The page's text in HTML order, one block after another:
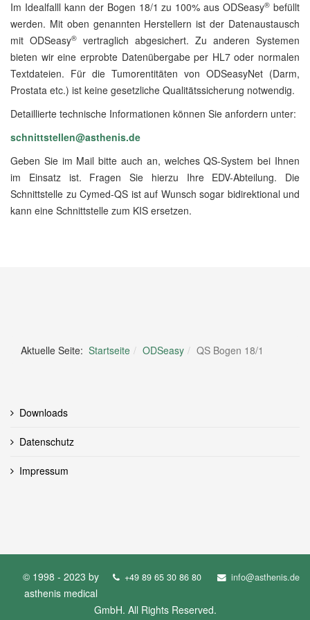
Im Idealfalll kann der Bogen 18/1 zu 100% aus ODSeasy® befüllt
werden. Mit oben genannten Herstellern ist der Datenaustausch
mit ODSeasy® vertraglich abgesichert. Zu anderen Systemen
bieten wir eine erprobte Datenübergabe per HL7 oder normalen
Textdateien. Für die Tumorentitäten von ODSeasyNet (Darm,
Prostata etc.) ist keine gesetzliche Qualitätssicherung notwendig.
Detaillierte technische Informationen können Sie anfordern unter:
schnittstellen@asthenis.de
Geben Sie im Mail bitte auch an, welches QS-System bei Ihnen
im Einsatz ist. Fragen Sie hierzu Ihre EDV-Abteilung. Die
Schnittstelle zu Cymed-QS ist auf Wunsch sogar bidirektional und
kann eine Schnittstelle zum KIS ersetzen.
Aktuelle Seite: Startseite ODSeasy QS Bogen 18/1
Downloads
Datenschutz
Impressum
+49 89 65 30 86 80 info@asthenis.de
© 1998 - 2023 by
asthenis medical
GmbH. All Rights Reserved.